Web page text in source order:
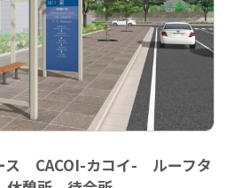
ス CACOI-カコイ- ルーフタ